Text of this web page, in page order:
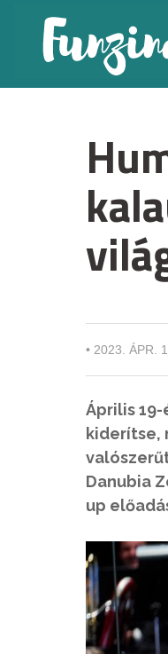
• 2023. ÁPR.
Április
kiderítse,
Danubia
up